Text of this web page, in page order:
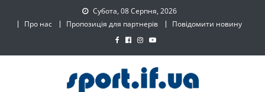
Субота, 08 Серпня, 2026
Про нас
Пропозиція для партнерів Повідомити новину